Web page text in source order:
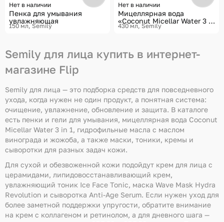
Нет в наличии
Пенка для умывания
увлажняющая
150 мл Semily
Нет в наличии
Мицеллярная вода
«Coconut Micellar Water 3 in
1»
430 мл Semily
Semily для лица купить в интернет-
магазине Flip
Semily для лица — это подборка средств для повседневного
ухода, когда нужен не один продукт, а понятная система:
очищение, увлажнение, обновление и защита. В каталоге
есть пенки и гели для умывания, мицеллярная вода Coconut
Micellar Water 3 in 1, гидрофильные масла с маслом
винограда и жожоба, а также маски, тоники, кремы и
сыворотки для разных задач кожи.
Для сухой и обезвоженной кожи подойдут крем для лица с
церамидами, липидовосстанавливающий крем,
увлажняющий тоник Ice Face Tonic, маска Wave Mask Hydra
Revolution и сыворотка Anti-Age Serum. Если нужен уход для
более заметной поддержки упругости, обратите внимание
на крем с коллагеном и ретинолом, а для дневного шага —